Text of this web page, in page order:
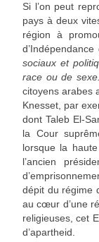
Si l’on peut
pays à deux
région à
d’Indépendance
sociaux et
race ou de
citoyens arabes
Knesset, par
dont Taleb El-
la Cour
lorsque la
l’ancien
dépit du régime
au cœur d’une
religieuses, cet
d’apartheid.